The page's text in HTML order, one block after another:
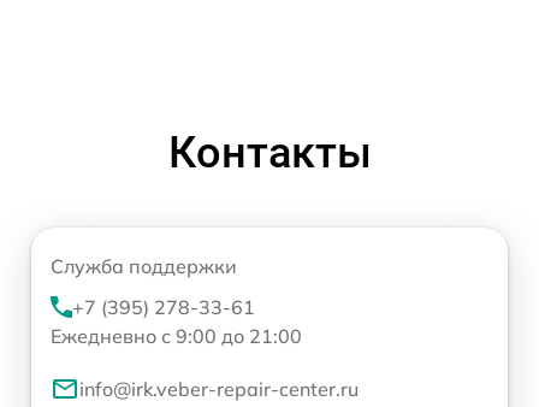
Контакты
Служба поддержки
+7 (395) 278-33-61
Ежедневно с 9:00 до 21:00
info@irk.veber-repair-center.ru